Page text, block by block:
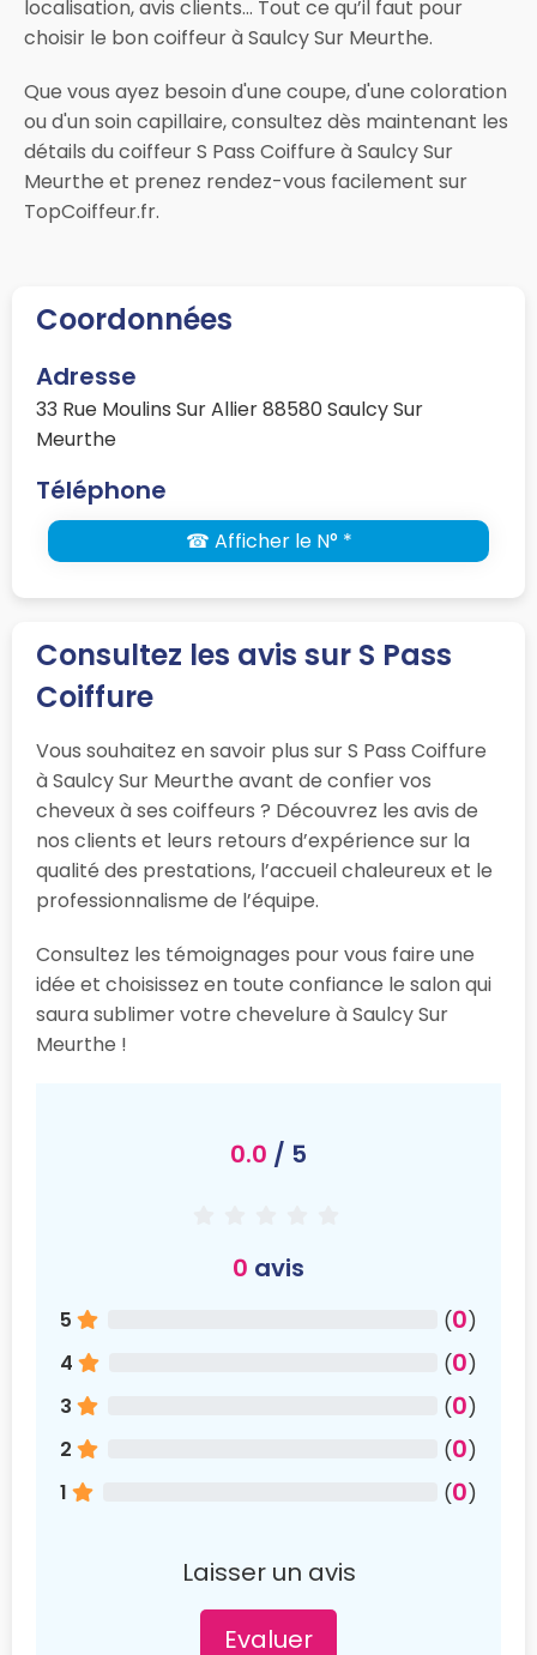
localisation, avis clients… Tout ce qu’il faut pour
choisir le bon coiffeur à Saulcy Sur Meurthe.
Que vous ayez besoin d'une coupe, d'une coloration
ou d'un soin capillaire, consultez dès maintenant les
détails du coiffeur S Pass Coiffure à Saulcy Sur
Meurthe et prenez rendez-vous facilement sur
TopCoiffeur.fr.
Coordonnées
Adresse
33 Rue Moulins Sur Allier 88580 Saulcy Sur
Meurthe
Téléphone
☎ Afficher le N° *
Consultez les avis sur S Pass
Coiffure
Vous souhaitez en savoir plus sur S Pass Coiffure
à Saulcy Sur Meurthe avant de confier vos
cheveux à ses coiffeurs ? Découvrez les avis de
nos clients et leurs retours d’expérience sur la
qualité des prestations, l’accueil chaleureux et le
professionnalisme de l’équipe.
Consultez les témoignages pour vous faire une
idée et choisissez en toute confiance le salon qui
saura sublimer votre chevelure à Saulcy Sur
Meurthe !
0.0 / 5
0 avis
5 (0)
4
(0)
3
(0)
2
(0)
1
(0)
Laisser un avis
Evaluer